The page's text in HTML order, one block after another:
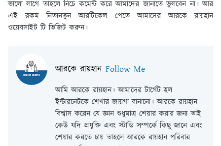
ভালো লাগে তাহলে নিচে কমেন্ট করে আমাদের জানাতে ভুলবেন না। আর
এই রকম নিত্যনতুন আরটিকেল পেতে আমাদের আরকে রায়হান
ওয়েবসাইট টি ভিজিট করুন।
আরকে রায়হান Follow Me
আমি আরকে রায়হান। আমাদের টার্গেট হল
ইন্টারনেটকে শেখার জায়গা বানানো। আরকে রায়হান
বিশ্বাস করেন যে জ্ঞান শুধুমাত্র শেয়ার করার জন্য তাই
কেউ যদি প্রযুক্তি এবং স্টাডি সম্পর্কে কিছু জানে এবং
শেয়ার করতে চায় তাহলে আরকে রায়হান পরিবার